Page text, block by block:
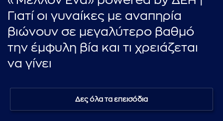
Γιατί οι γυναίκες με αναπηρία
βιώνουν σε μεγαλύτερο βαθμό
την έμφυλη βία και τι χρειάζεται
να γίνει
Δες όλα τα επεισόδια